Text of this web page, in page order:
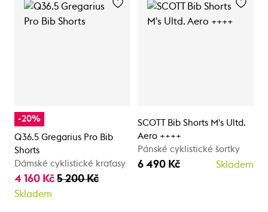
-20%
Q36.5 Gregarius Pro Bib
Shorts
Dámské cyklistické kraťasy
4 160 Kč 5 200 Kč
Skladem
SCOTT Bib Shorts M's Ultd.
Aero ++++
Pánské cyklistické šortky
6 490 Kč Skladem